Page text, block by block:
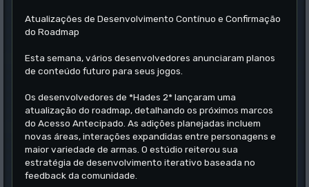
Atualizações de Desenvolvimento Contínuo e Confirmação
do Roadmap
Esta semana, vários desenvolvedores anunciaram planos
de conteúdo futuro para seus jogos.
Os desenvolvedores de *Hades 2* lançaram uma
atualização do roadmap, detalhando os próximos marcos
do Acesso Antecipado. As adições planejadas incluem
novas áreas, interações expandidas entre personagens e
maior variedade de armas. O estúdio reiterou sua
estratégia de desenvolvimento iterativo baseada no
feedback da comunidade.